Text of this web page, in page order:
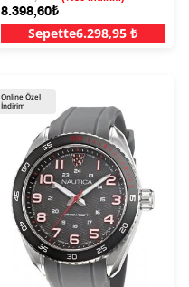
Sepette6.298,95 ₺
8.398,60₺
Online Özel
İndirim